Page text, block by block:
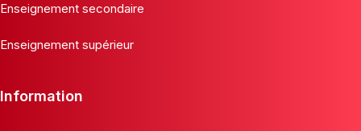
Enseignement secondaire
Enseignement supérieur
Information